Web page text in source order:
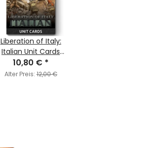
Liberation of Italy:
Italian Unit Cards
(Axis & Allied)
10,80 € *
Alter Preis:12,00 €